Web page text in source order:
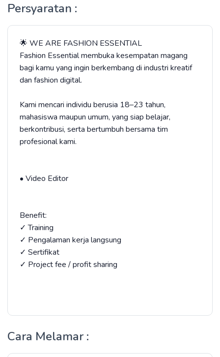
Persyaratan :
🌟 WE ARE FASHION ESSENTIAL
Fashion Essential membuka kesempatan magang
bagi kamu yang ingin berkembang di industri kreatif
dan fashion digital.
Kami mencari individu berusia 18–23 tahun,
mahasiswa maupun umum, yang siap belajar,
berkontribusi, serta bertumbuh bersama tim
profesional kami.
• Video Editor
Benefit:
✓ Training
✓ Pengalaman kerja langsung
✓ Sertifikat
✓ Project fee / profit sharing
Cara Melamar :